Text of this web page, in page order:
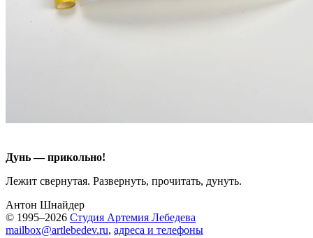
Дунь — прикольно!
Лежит свернутая. Развернуть, прочитать, дунуть.
Антон Шнайдер
© 1995–2026 Студия Артемия Лебедева
mailbox@artlebedev.ru, адреса и телефоны